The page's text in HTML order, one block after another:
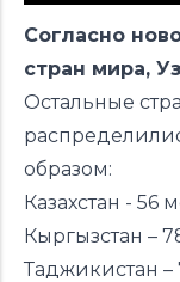
Согласно
стран мира,
Остальные
образом:
Казахстан - 56
Кыргызстан –
Таджикистан –